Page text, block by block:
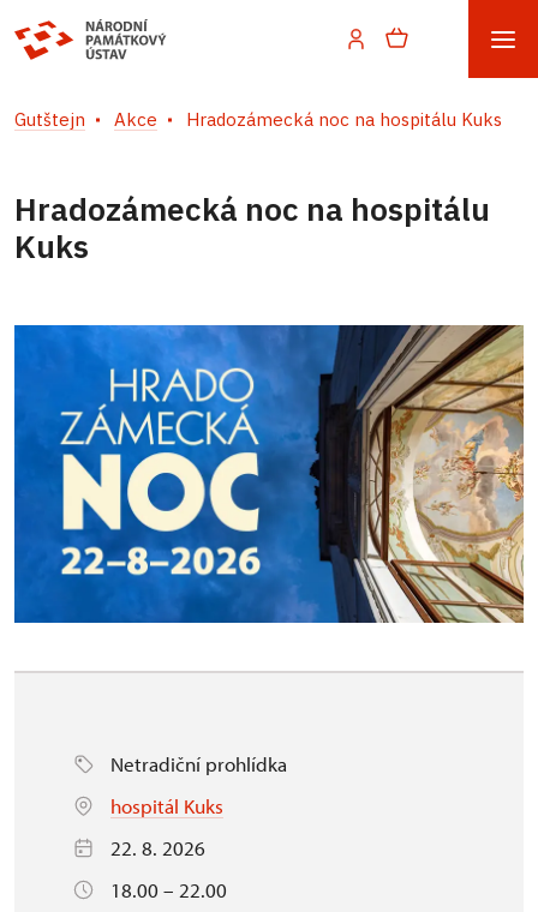
Gutštejn Akce Hradozámecká noc na hospitálu Kuks
Hradozámecká noc na hospitálu
Kuks
Netradiční prohlídka
hospitál Kuks
22. 8. 2026
18.00 – 22.00